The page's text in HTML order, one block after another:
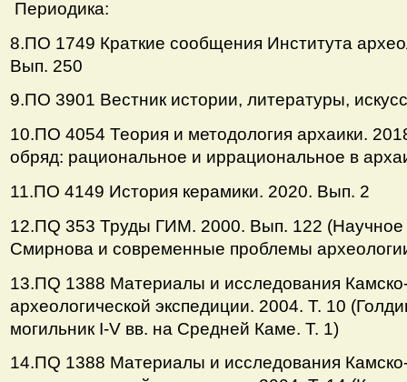
Периодика:
8.ПО 1749 Краткие сообщения Института
Вып. 250
9.ПО 3901 Вестник истории, литературы,
10.ПО 4054 Теория и методология архаики.
обряд: рациональное и иррациональное в
11.ПО 4149 История керамики. 2020. Вып. 2
12.ПQ 353 Труды ГИМ. 2000. Вып. 122
Смирнова и современные проблемы
13.ПQ 1388 Материалы и исследования
археологической экспедиции. 2004. Т. 10
могильник I-V вв. на Средней Каме. Т. 1)
14.ПQ 1388 Материалы и исследования